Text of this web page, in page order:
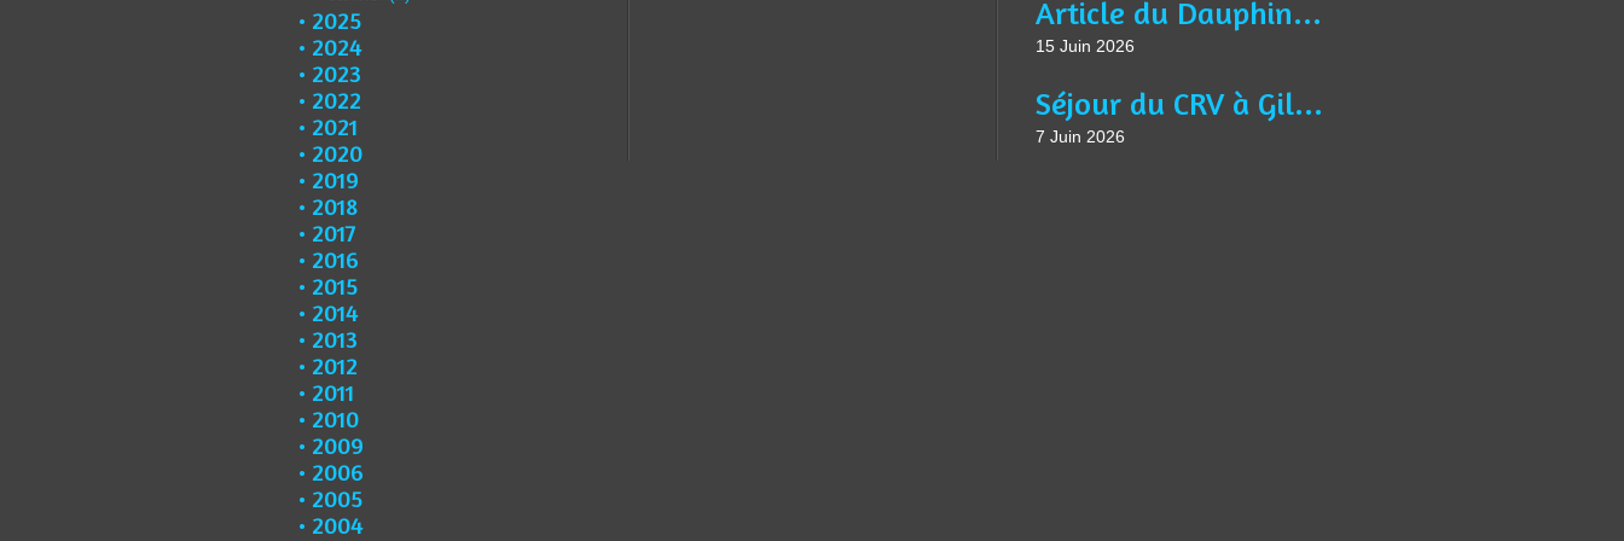
2025
2024
2023
2022
2021
2020
2019
2018
2017
2016
2015
2014
2013
2012
2011
2010
2009
2006
2005
2004
Article du Dauphiné Libéré VTM du 13 juin 2026
15 Juin 2026
Séjour du CRV à Gilette
7 Juin 2026